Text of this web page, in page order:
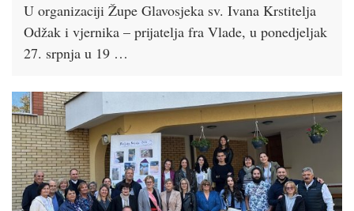
U organizaciji Župe Glavosjeka sv. Ivana Krstitelja
Odžak i vjernika – prijatelja fra Vlade, u ponedjeljak
27. srpnja u 19 …